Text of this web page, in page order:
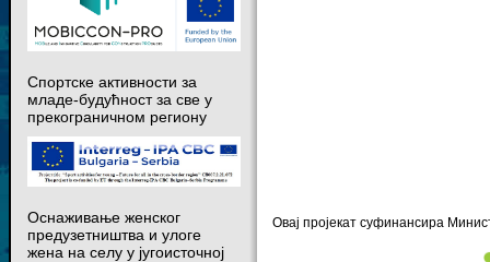
Овај пројекат суфинансира
Спортске активности за
младе-будућност за све у
прекограничном региону
Оснаживање женског
предузетништва и улоге
жена на селу у југоисточној